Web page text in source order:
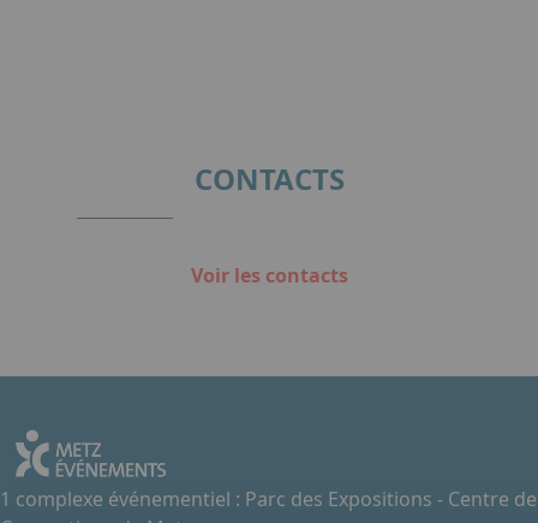
CONTACTS
Voir les contacts
1 complexe événementiel : Parc des Expositions - Centre de